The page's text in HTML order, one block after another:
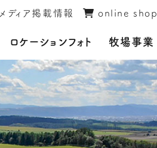
メディア掲載情報 online shop
ロケーションフォト 牧場事業